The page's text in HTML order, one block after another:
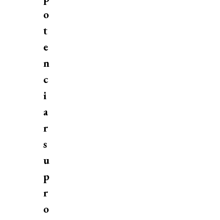
o
t
e
n
c
i
a
r
s
u
p
r
o